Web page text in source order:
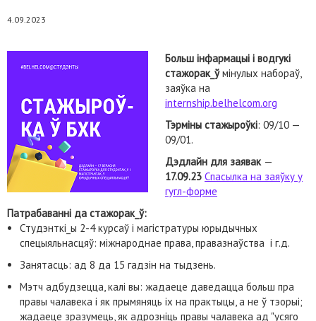
4.09.2023
Больш інфармацыі і водгукі
стажорак_ўмінулых набораў,
заяўка на
internship.belhelcom.org
Тэрміны стажыроўкі: 09/10 —
09/01.
Дэдлайн для заявак —
17.09.23 Спасылка на заяўку у
гугл-форме
Патрабаванні да стажорак_ў:
Cтудэнткі_ы 2-4 курсаў і магістратуры юрыдычных
спецыяльнасцяў: міжнароднае права, правазнаўства і г.д.
Занятасць: ад 8 да 15 гадзін на тыдзень.
Мэтч адбудзецца, калі вы: жадаеце даведацца больш пра
правы чалавека і як прымяняць іх на практыцы, а не ў тэорыі;
жадаеце зразумець, як адрозніць правы чалавека ад "усяго